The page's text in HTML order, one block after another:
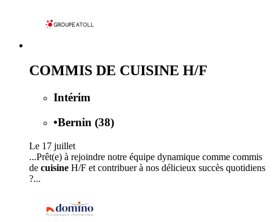
COMMIS DE CUISINE H/F
Intérim
•Bernin (38)
Le 17 juillet
...Prêt(e) à rejoindre notre équipe dynamique comme commis
de cuisine H/F et contribuer à nos délicieux succès quotidiens
?...